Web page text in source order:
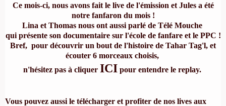
Ce mois-ci, nous avons fait le live de l'émission et Jules a été
notre fanfaron du mois !
Lina et Thomas nous ont aussi parlé de Télé Mouche
qui présente son documentaire sur l'école de fanfare et le PPC !
Bref, pour découvrir un bout de l'histoire de Tahar Tag'l, et
écouter 6 morceaux choisis,
n'hésitez pas à cliquer ICI pour entendre le replay.
Vous pouvez aussi le télécharger et profiter de nos lives aux